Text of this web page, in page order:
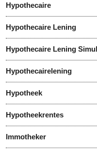
Hypothecaire
Hypothecaire Lening
Hypothecaire Lening
Hypothecairelening
Hypotheek
Hypotheekrentes
Immotheker